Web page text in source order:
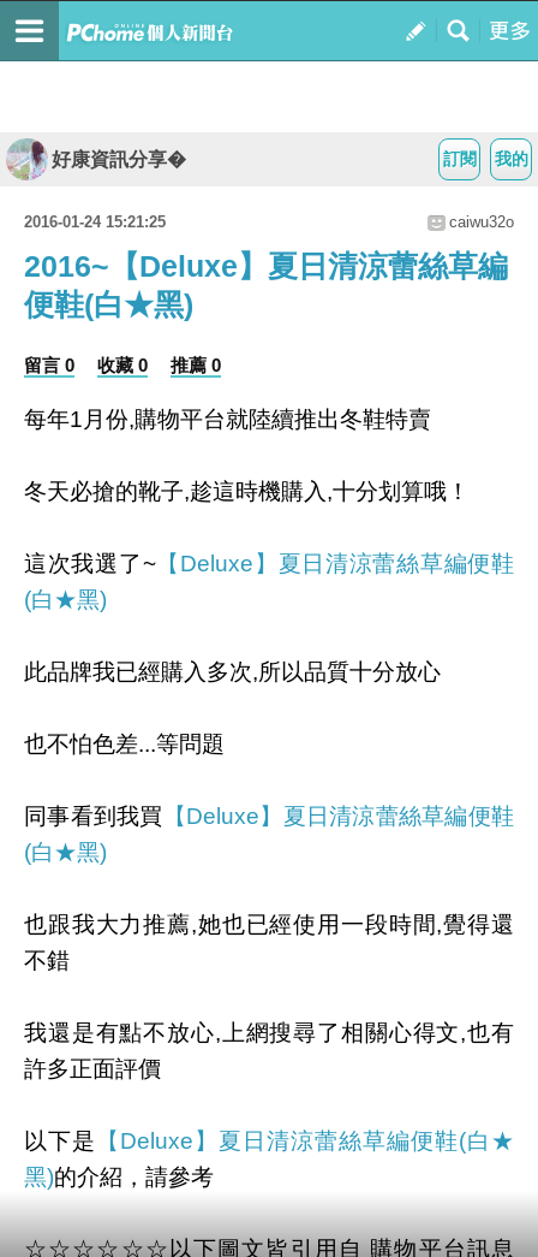
我的
訂閱
好康資訊分享�
2016-01-24 15:21:25 caiwu32o
2016~【Deluxe】夏日清涼蕾絲草編
便鞋(白★黑)
留言 0 收藏 0 推薦 0
每年1月份,購物平台就陸續推出冬鞋特賣
冬天必搶的靴子,趁這時機購入,十分划算哦！
這次我選了~【Deluxe】夏日清涼蕾絲草編便鞋
(白★黑)
此品牌我已經購入多次,所以品質十分放心
也不怕色差...等問題
同事看到我買 【Deluxe】夏日清涼蕾絲草編便鞋
(白★黑)
也跟我大力推薦,她也已經使用一段時間,覺得還
不錯
我還是有點不放心,上網搜尋了相關心得文,也有
許多正面評價
以下是 【Deluxe】夏日清涼蕾絲草編便鞋(白★
黑)的介紹，請參考
☆☆☆☆☆☆以下圖文皆引用自 購物平台訊息